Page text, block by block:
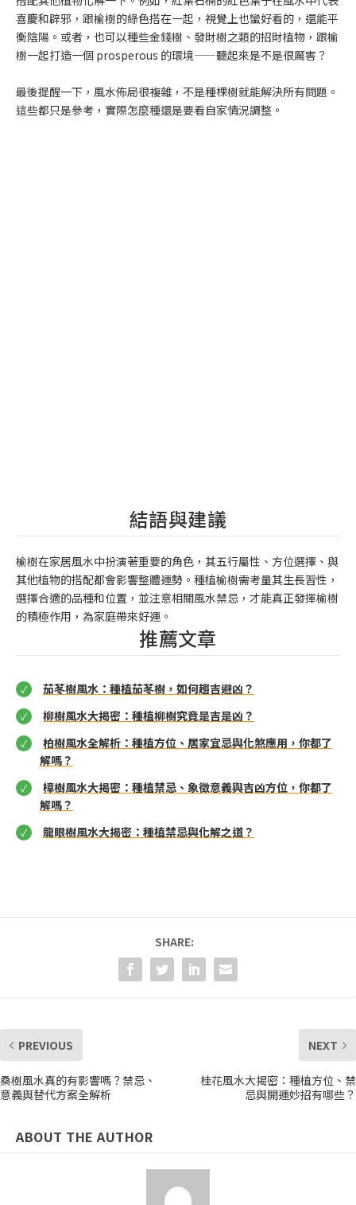
喜慶和辟邪，跟榆樹的綠色搭在一起，視覺上也蠻好看的，還能平
衡陰陽。或者，也可以種些金錢樹、發財樹之類的招財植物，跟榆
樹一起打造一個 prosperous 的環境——聽起來是不是很厲害？
最後提醒一下，風水佈局很複雜，不是種棵樹就能解決所有問題。
這些都只是參考，實際怎麼種還是要看自家情況調整。
結語與建議
榆樹在家居風水中扮演著重要的角色，其五行屬性、方位選擇、與
其他植物的搭配都會影響整體運勢。種植榆樹需考量其生長習性，
選擇合適的品種和位置，並注意相關風水禁忌，才能真正發揮榆樹
的積極作用，為家庭帶來好運。
推薦文章
茄苳樹風水：種植茄苳樹，如何趨吉避凶？
柳樹風水大揭密：種植柳樹究竟是吉是凶？
柏樹風水全解析：種植方位、居家宜忌與化煞應用，你都了
解嗎？
樟樹風水大揭密：種植禁忌、象徵意義與吉凶方位，你都了
解嗎？
龍眼樹風水大揭密：種植禁忌與化解之道？
SHARE:
PREVIOUS
桑樹風水真的有影響嗎？禁忌、
意義與替代方案全解析
NEXT
桂花風水大揭密：種植方位、禁
忌與開運妙招有哪些？
ABOUT THE AUTHOR